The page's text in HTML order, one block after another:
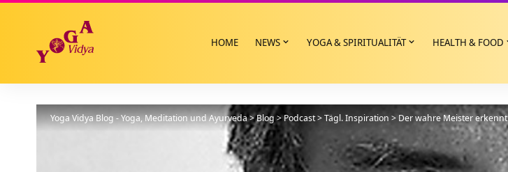
HOME NEWS YOGA & SPIRITUALITÄT HEALTH & FOOD
Yoga Vidya Blog - Yoga, Meditation und Ayurveda>Blog>Podcast>Tägl. Inspiration > Der wahre Meister erkennt